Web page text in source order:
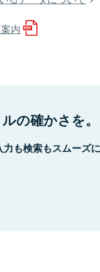
内
の確かさを。
も検索もスムーズ